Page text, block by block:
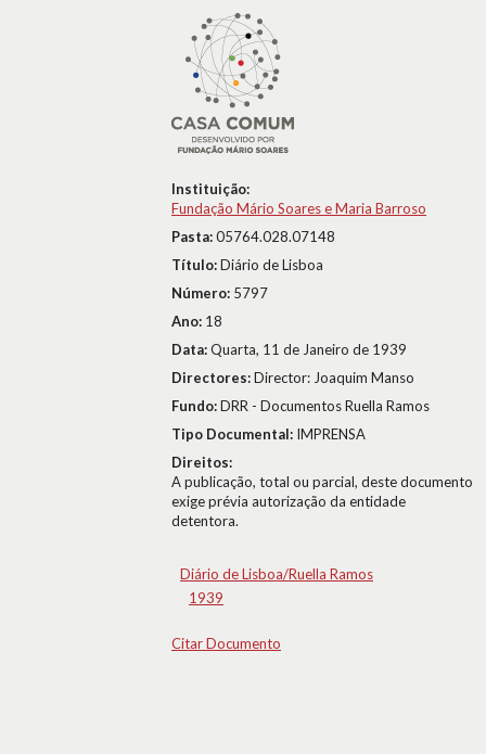
Instituição:
Fundação Mário Soares e Maria Barroso
Pasta:05764.028.07148
Título:Diário de Lisboa
Número: 5797
Ano: 18
Data:Quarta, 11 de Janeiro de 1939
Directores:Director: Joaquim Manso
Fundo:DRR - Documentos Ruella Ramos
Tipo Documental: IMPRENSA
Direitos:
A publicação, total ou parcial, deste documento
exige prévia autorização da entidade
detentora.
Diário de Lisboa/Ruella Ramos
1939
Citar Documento